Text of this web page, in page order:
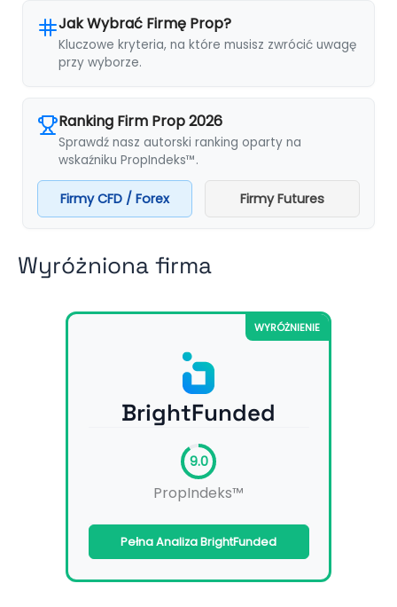
Jak Wybrać Firmę Prop?
Kluczowe kryteria, na które musisz zwrócić uwagę
przy wyborze.
Ranking Firm Prop 2026
Sprawdź nasz autorski ranking oparty na
wskaźniku PropIndeks™.
Firmy CFD / Forex Firmy Futures
Wyróżniona firma
WYRÓŻNIENIE
BrightFunded
9.0
PropIndeks™
Pełna Analiza BrightFunded